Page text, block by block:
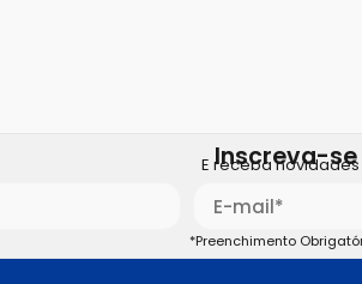
Inscreva-
E receba
*Preenchimento